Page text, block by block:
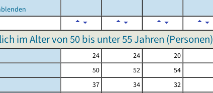
im Alter von 50 bis unter 55 Jahren (Personen)
24 24 20
50 52 54
37 34 32